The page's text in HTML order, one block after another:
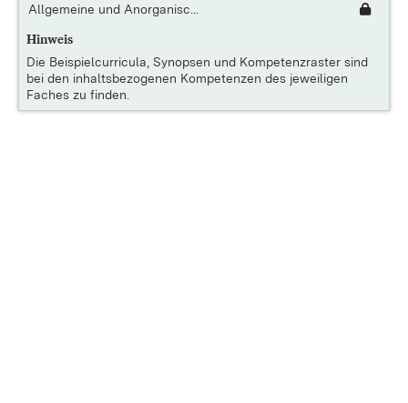
Allgemeine und Anorganisc...
Hinweis
Die Beispielcurricula, Synopsen und Kompetenzraster sind
bei den inhaltsbezogenen Kompetenzen des jeweiligen
Faches zu finden.